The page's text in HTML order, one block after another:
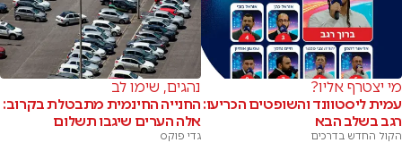
מי יצטרף אליו?
עמית ליסטוונד והשופטים הכריעו:
רגב בשלב הבא
הקול החדש בדרכים
נהגים, שימו לב
החנייה החינמית מתבטלת בקרוב:
אלה הערים שיגבו תשלום
גדי פוקס